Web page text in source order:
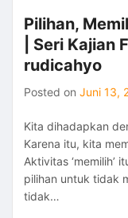
Pilihan,
| Seri
rudicahyo
Posted on Juni 13,
Kita dihadapkan
Karena itu, kita
Aktivitas ‘memilih’
pilihan untuk tidak
tidak…